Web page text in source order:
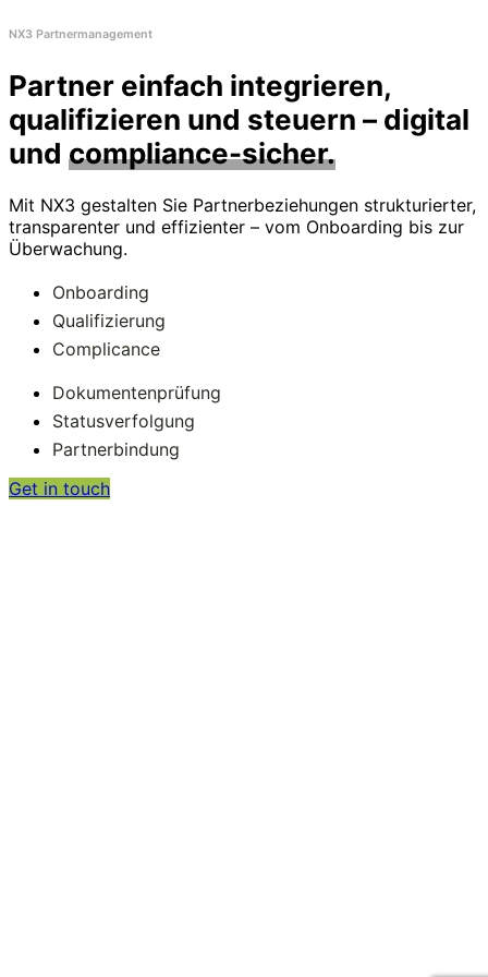
NX3 Partnermanagement
Partner einfach integrieren,
qualifizieren und steuern – digital
und compliance-sicher.
Mit NX3 gestalten Sie Partnerbeziehungen strukturierter,
transparenter und effizienter – vom Onboarding bis zur
Überwachung.
Onboarding
Qualifizierung
Complicance
Dokumentenprüfung
Statusverfolgung
Partnerbindung
Get in touch